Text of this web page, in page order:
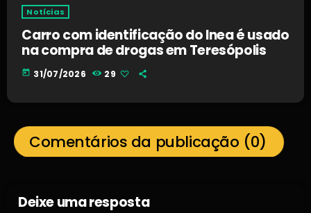
Notícias
Carro com identificação do Inea é usado
na compra de drogas em Teresópolis
today 31/07/2026 29
Comentários da publicação (0)
Deixe uma resposta